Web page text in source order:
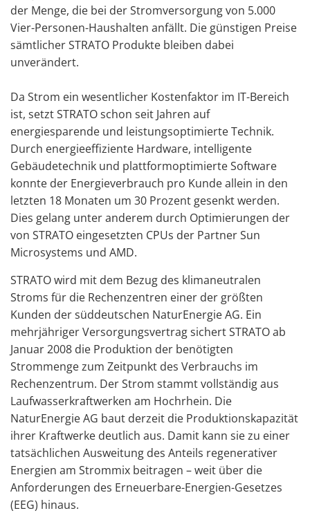
der Menge, die bei der Stromversorgung von 5.000
Vier-Personen-Haushalten anfällt. Die günstigen Preise
sämtlicher STRATO Produkte bleiben dabei
unverändert.
Da Strom ein wesentlicher Kostenfaktor im IT-Bereich
ist, setzt STRATO schon seit Jahren auf
energiesparende und leistungsoptimierte Technik.
Durch energieeffiziente Hardware, intelligente
Gebäudetechnik und plattformoptimierte Software
konnte der Energieverbrauch pro Kunde allein in den
letzten 18 Monaten um 30 Prozent gesenkt werden.
Dies gelang unter anderem durch Optimierungen der
von STRATO eingesetzten CPUs der Partner Sun
Microsystems und AMD.
STRATO wird mit dem Bezug des klimaneutralen
Stroms für die Rechenzentren einer der größten
Kunden der süddeutschen NaturEnergie AG. Ein
mehrjähriger Versorgungsvertrag sichert STRATO ab
Januar 2008 die Produktion der benötigten
Strommenge zum Zeitpunkt des Verbrauchs im
Rechenzentrum. Der Strom stammt vollständig aus
Laufwasserkraftwerken am Hochrhein. Die
NaturEnergie AG baut derzeit die Produktionskapazität
ihrer Kraftwerke deutlich aus. Damit kann sie zu einer
tatsächlichen Ausweitung des Anteils regenerativer
Energien am Strommix beitragen – weit über die
Anforderungen des Erneuerbare-Energien-Gesetzes
(EEG) hinaus.